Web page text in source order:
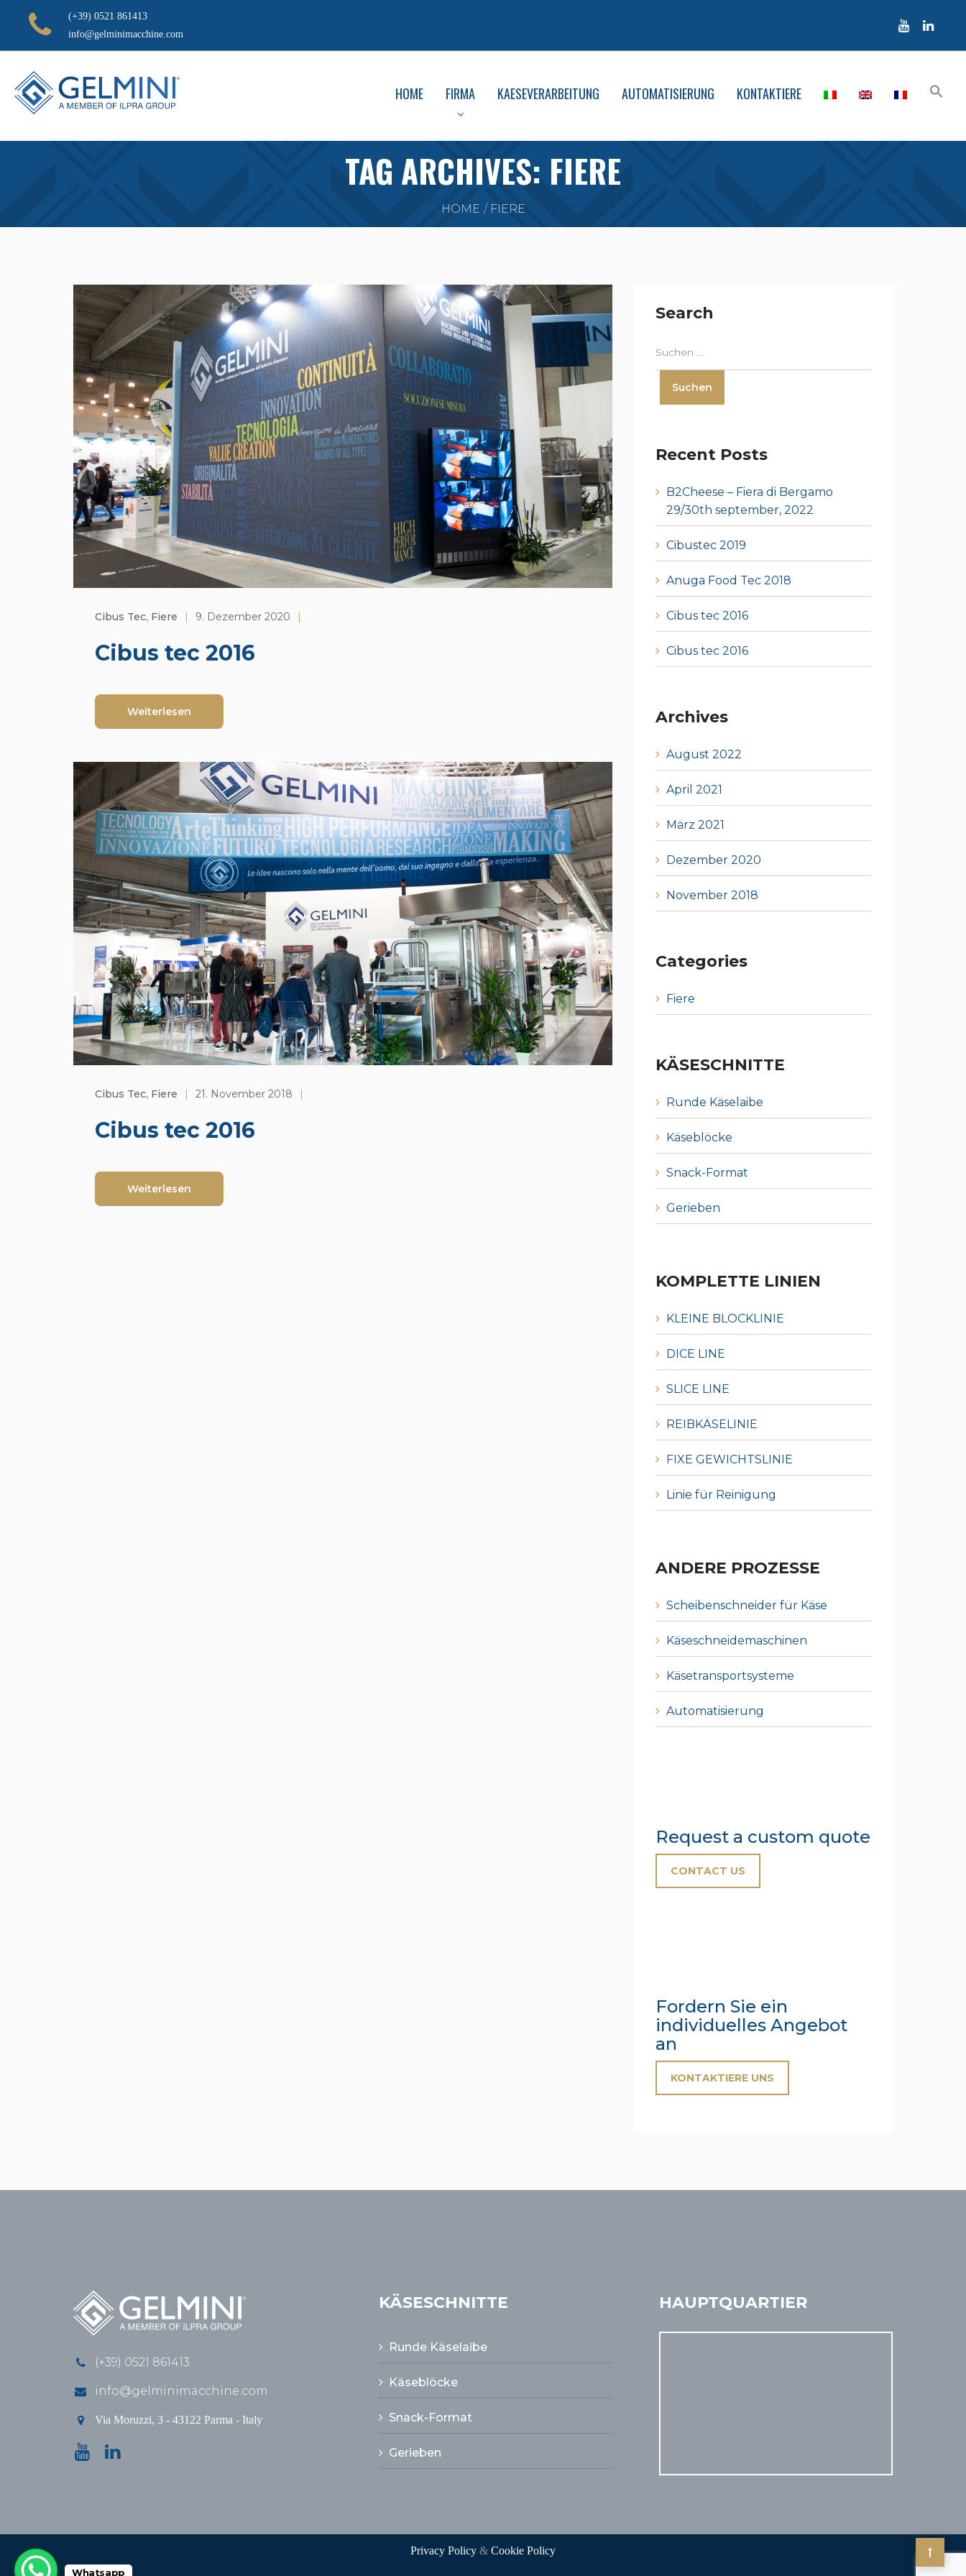
(+39) 0521 861413
info@gelminimacchine.com
HOME FIRMA KAESEVERARBEITUNG AUTOMATISIERUNG KONTAKTIERE
TAG ARCHIVES: FIERE
HOME FIERE
Cibus Tec, Fiere | 9. Dezember 2020 |
Cibus tec 2016
Weiterlesen
Cibus Tec, Fiere | 21. November 2018 |
Cibus tec 2016
Weiterlesen
Search
Recent Posts
B2Cheese – Fiera di Bergamo
29/30th september, 2022
Cibustec 2019
Anuga Food Tec 2018
Cibus tec 2016
Cibus tec 2016
Archives
August 2022
April 2021
März 2021
Dezember 2020
November 2018
Categories
Fiere
KÄSESCHNITTE
Runde Käselaibe
Käseblöcke
Snack-Format
Gerieben
KOMPLETTE LINIEN
KLEINE BLOCKLINIE
DICE LINE
SLICE LINE
REIBKÄSELINIE
FIXE GEWICHTSLINIE
Linie für Reinigung
ANDERE PROZESSE
Scheibenschneider für Käse
Käseschneidemaschinen
Käsetransportsysteme
Automatisierung
Request a custom quote
CONTACT US
Fordern Sie ein
individuelles Angebot
an
KONTAKTIERE UNS
(+39) 0521 861413
info@gelminimacchine.com
Via Moruzzi, 3 - 43122 Parma - Italy
KÄSESCHNITTE
Runde Käselaibe
Käseblöcke
Snack-Format
Gerieben
HAUPTQUARTIER
Privacy Policy & Cookie Policy
Whatsapp